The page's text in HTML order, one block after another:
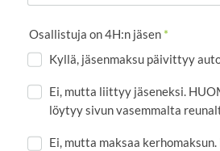
Osallistuja on 4H:n jäsen*
Kyllä, jäsenmaksu päivittyy
Ei, mutta liittyy jäseneksi.
löytyy sivun vasemmalta
Ei, mutta maksaa